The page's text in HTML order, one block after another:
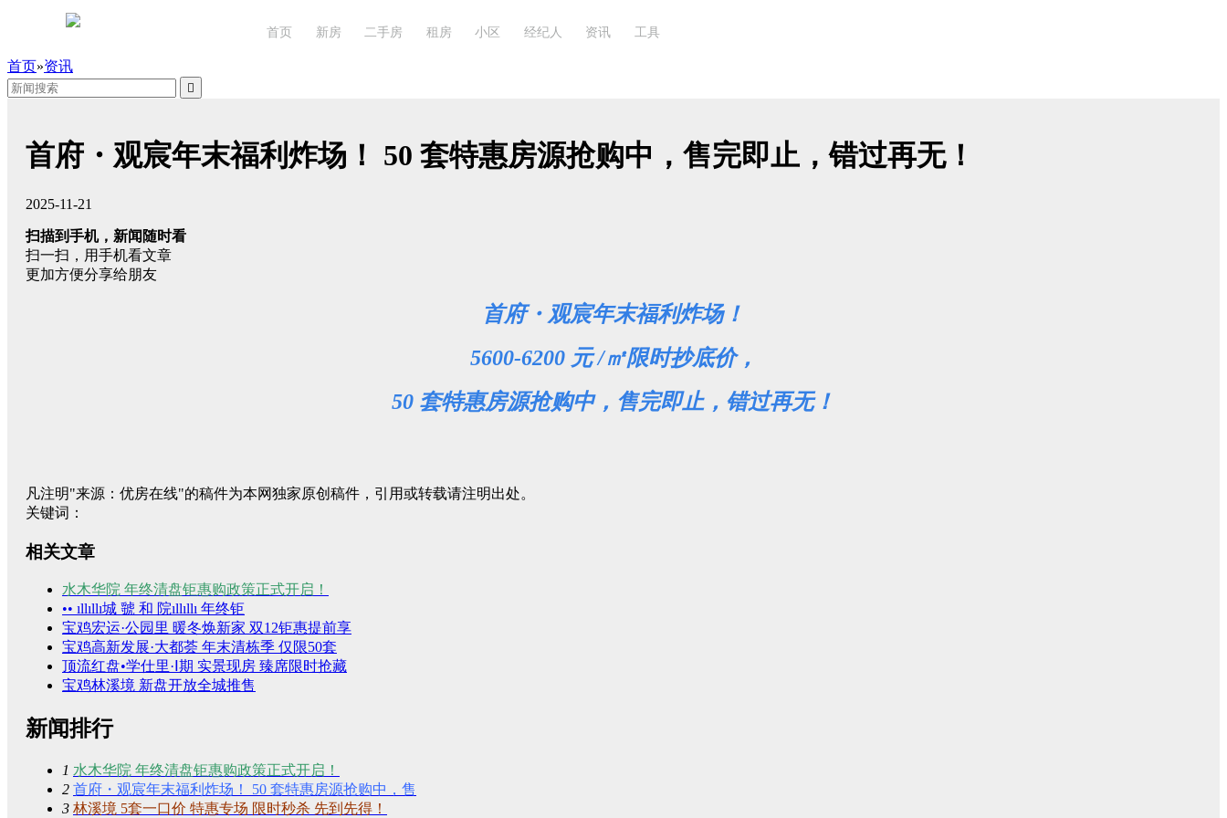
首页 新房 二手房 租房 小区 经纪人 资讯 工具
首页»资讯

首府・观宸年末福利炸场！ 50 套特惠房源抢购中，售完即止，错过再无！
2025-11-21
扫描到手机，新闻随时看
扫一扫，用手机看文章
更加方便分享给朋友
首府・观宸年末福利炸场！
5600-6200 元 /㎡限时抄底价，
50 套特惠房源抢购中，售完即止，错过再无！
凡注明"来源：优房在线"的稿件为本网独家原创稿件，引用或转载请注明出处。
关键词：
相关文章
水木华院 年终清盘钜惠购政策正式开启！
•• ıllıllı城 虢 和 院ıllıllı 年终钜
宝鸡宏运·公园里 暖冬焕新家 双12钜惠提前享
宝鸡高新发展·大都荟 年末清栋季 仅限50套
顶流红盘•学仕里·Ⅰ期 实景现房 臻席限时抢藏
宝鸡林溪境 新盘开放全城推售
新闻排行
1 水木华院 年终清盘钜惠购政策正式开启！
2 首府・观宸年末福利炸场！ 50 套特惠房源抢购中，售
3 林溪境 5套一口价 特惠专场 限时秒杀 先到先得！